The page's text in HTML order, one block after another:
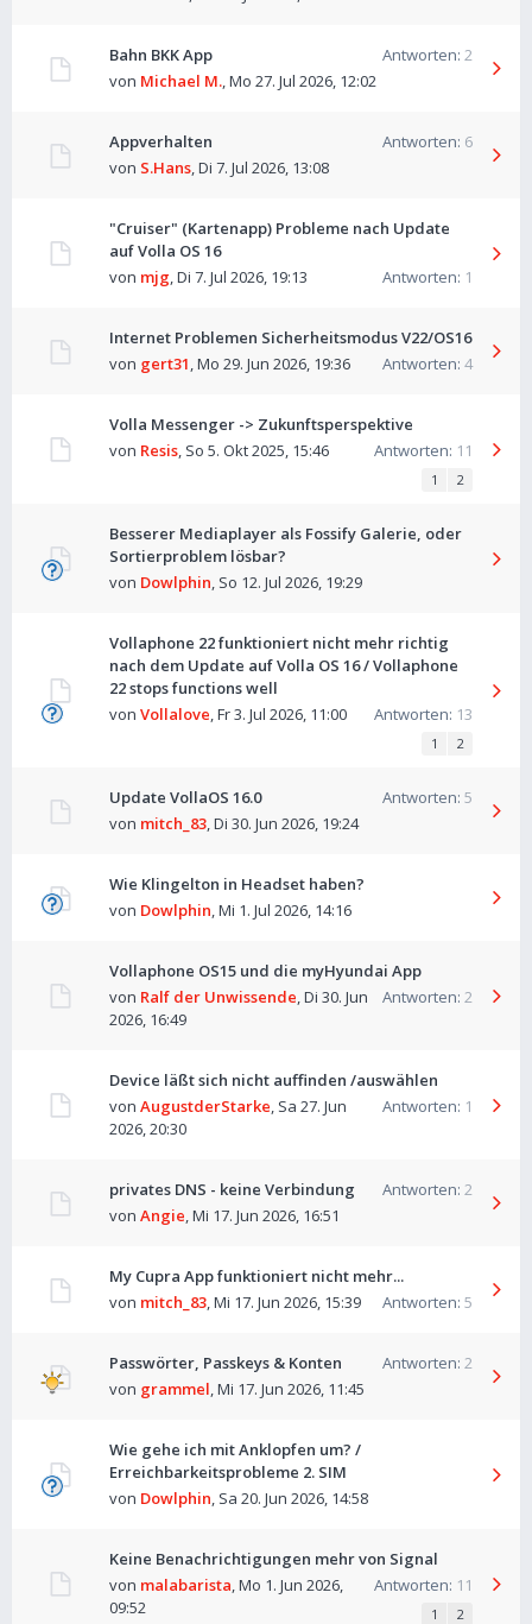
Bahn BKK App Antworten: 2
von Michael M.,Mo 27. Jul 2026, 12:02
Appverhalten Antworten: 6
von S.Hans,Di 7. Jul 2026, 13:08
"Cruiser" (Kartenapp) Probleme nach Update
auf Volla OS 16
Antworten: 1
von mjg,Di 7. Jul 2026, 19:13
Internet Problemen Sicherheitsmodus V22/OS16
Antworten: 4
von gert31,Mo 29. Jun 2026, 19:36
Volla Messenger -> Zukunftsperspektive
Antworten: 11
von Resis, So 5. Okt 2025, 15:46
1 2
Besserer Mediaplayer als Fossify Galerie, oder
Sortierproblem lösbar?
von Dowlphin, So 12. Jul 2026, 19:29
Vollaphone 22 funktioniert nicht mehr richtig
nach dem Update auf Volla OS 16 / Vollaphone
22 stops functions well
Antworten: 13
von Vollalove,Fr 3. Jul 2026, 11:00
1 2
Update VollaOS 16.0 Antworten: 5
von mitch_83,Di 30. Jun 2026, 19:24
Wie Klingelton in Headset haben?
von Dowlphin,Mi 1. Jul 2026, 14:16
Vollaphone OS15 und die myHyundai App
Antworten: 2
von Ralf der Unwissende,Di 30. Jun
2026, 16:49
Device läßt sich nicht auffinden /auswählen
Antworten: 1
von AugustderStarke, Sa 27. Jun
2026, 20:30
privates DNS - keine Verbindung Antworten: 2
von Angie,Mi 17. Jun 2026, 16:51
My Cupra App funktioniert nicht mehr...
Antworten: 5
von mitch_83,Mi 17. Jun 2026, 15:39
Passwörter, Passkeys & Konten Antworten: 2
von grammel,Mi 17. Jun 2026, 11:45
Wie gehe ich mit Anklopfen um? /
Erreichbarkeitsprobleme 2. SIM
von Dowlphin, Sa 20. Jun 2026, 14:58
Keine Benachrichtigungen mehr von Signal
Antworten: 11
von malabarista,Mo 1. Jun 2026,
09:52
1 2